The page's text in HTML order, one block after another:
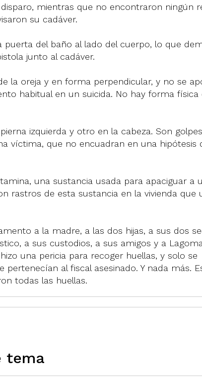
mientras que no encontraron ningún
su cadáver.
del baño al lado del cuerpo, lo que
junto al cadáver.
la oreja y en forma perpendicular, y no se
habitual en un suicida. No hay forma física
izquierda y otro en la cabeza. Son golpes
víctima, que no encuadran en una hipótesis
una sustancia usada para apaciguar a
rastros de esta sustancia en la vivienda que
a la madre, a las dos hijas, a sus dos
a sus custodios, a sus amigos y a
una pericia para recoger huellas, y solo se
al fiscal asesinado. Y nada más.
todas las huellas.
tema